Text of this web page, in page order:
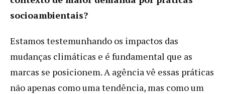
socioambientais?
Estamos testemunhando os impactos das
mudanças climáticas e é fundamental que as
marcas se posicionem. A agência vê essas práticas
não apenas como uma tendência, mas como um